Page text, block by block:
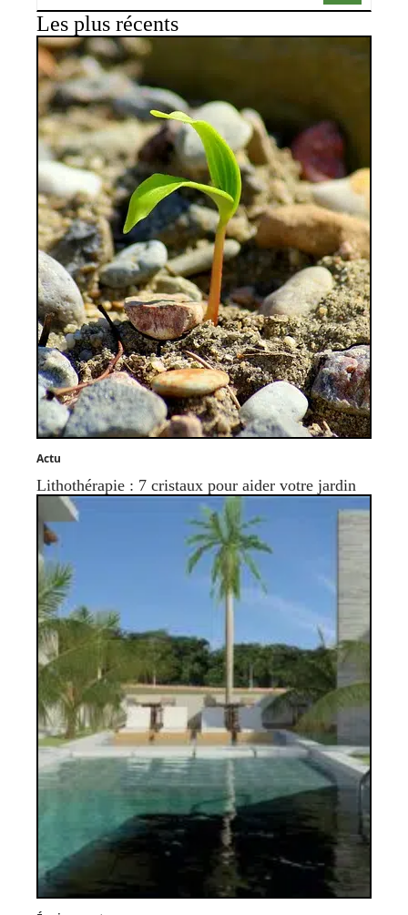
Les plus récents
Actu
Lithothérapie : 7 cristaux pour aider votre jardin